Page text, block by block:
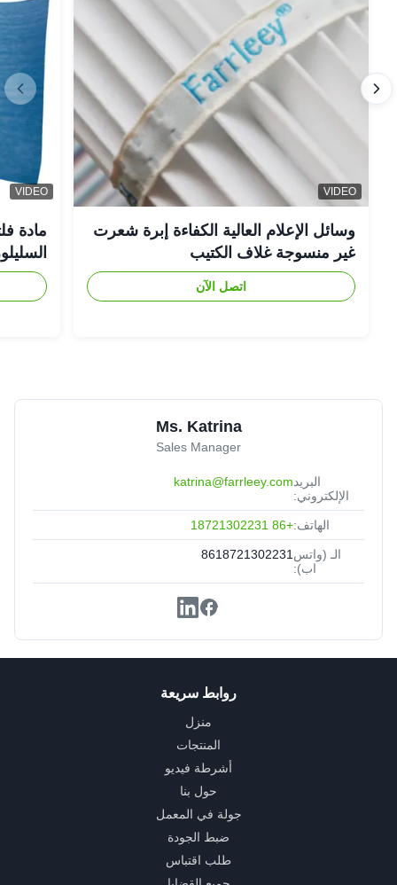
Michael
Brazil
Nov 4.2025
★★★★★
★★★★★
Quick response, quick delivery. Excellent service
Charlotte
United Kingdom
Aug 8.2025
★★★★★
★★★★★
Great product
Emma Walker
Brazil
Jul 1.2025
★★★★★
★★★★★
Reliable performance, consistent quality every time.
VIDEO
وسائل الإعلام العالية الكفاءة إبرة شعرت
غير منسوجة غلاف الكتيب
اتصل الآن
VIDEO
مادة
Ms. Katrina
Sales Manager
البريد
الإلكتروني:
katrina@farrleey.com
الهاتف:+86 18721302231
الـ (واتس
اب):
8618721302231
روابط سريعة
منزل
المنتجات
أشرطة فيديو
حول بنا
جولة في المعمل
ضبط الجودة
طلب اقتباس